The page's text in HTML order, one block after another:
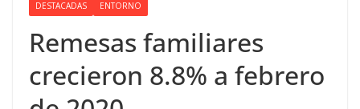
DESTACADAS ENTORNO
Remesas familiares
crecieron 8.8% a febrero